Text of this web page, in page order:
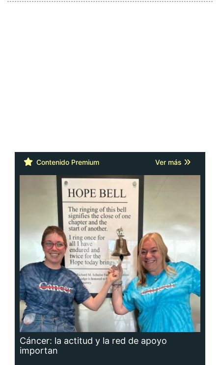
Contenido Premium Ver más
Cáncer: la actitud y la red de apoyo
importan